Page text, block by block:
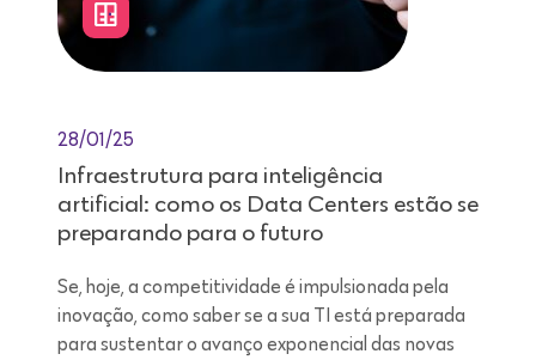
28/01/25
Infraestrutura para inteligência
artificial: como os Data Centers estão se
preparando para o futuro
Se, hoje, a competitividade é impulsionada pela
inovação, como saber se a sua TI está preparada
para sustentar o avanço exponencial das novas